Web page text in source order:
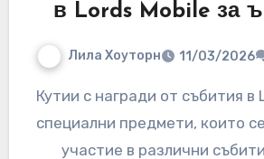
в Lords Mobile за
Лила Хоуторн 11/03/2026
Кутии с награди от събития в Lords Mobile са
специални предмети, които
участие в различни